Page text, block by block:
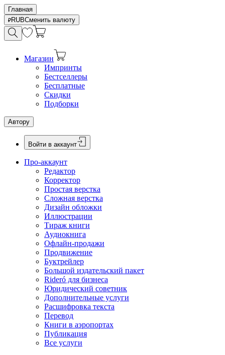
Главная
RUBСменить валюту
Магазин
Импринты
Бестселлеры
Бесплатные
Скидки
Подборки
Автору
Войти в аккаунт
Про-аккаунт
Редактор
Корректор
Простая верстка
Сложная верстка
Дизайн обложки
Иллюстрации
Тираж книги
Аудиокнига
Офлайн-продажи
Продвижение
Буктрейлер
Большой издательский пакет
Rideró для бизнеса
Юридический советник
Дополнительные услуги
Расшифровка текста
Перевод
Книги в аэропортах
Публикация
Все услуги